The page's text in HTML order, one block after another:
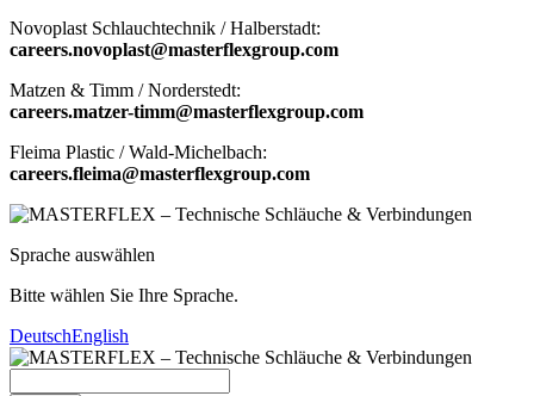
Novoplast Schlauchtechnik / Halberstadt:
careers.novoplast@masterflexgroup.com
Matzen & Timm / Norderstedt:
careers.matzer-timm@masterflexgroup.com
Fleima Plastic / Wald-Michelbach:
careers.fleima@masterflexgroup.com
Sprache auswählen
Bitte wählen Sie Ihre Sprache.
DeutschEnglish